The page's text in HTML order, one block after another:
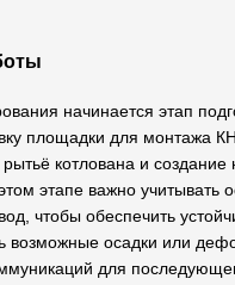
начинается этап
площадки для монтажа
котлована и создание
этапе важно учитывать
чтобы обеспечить
возможные осадки или
для